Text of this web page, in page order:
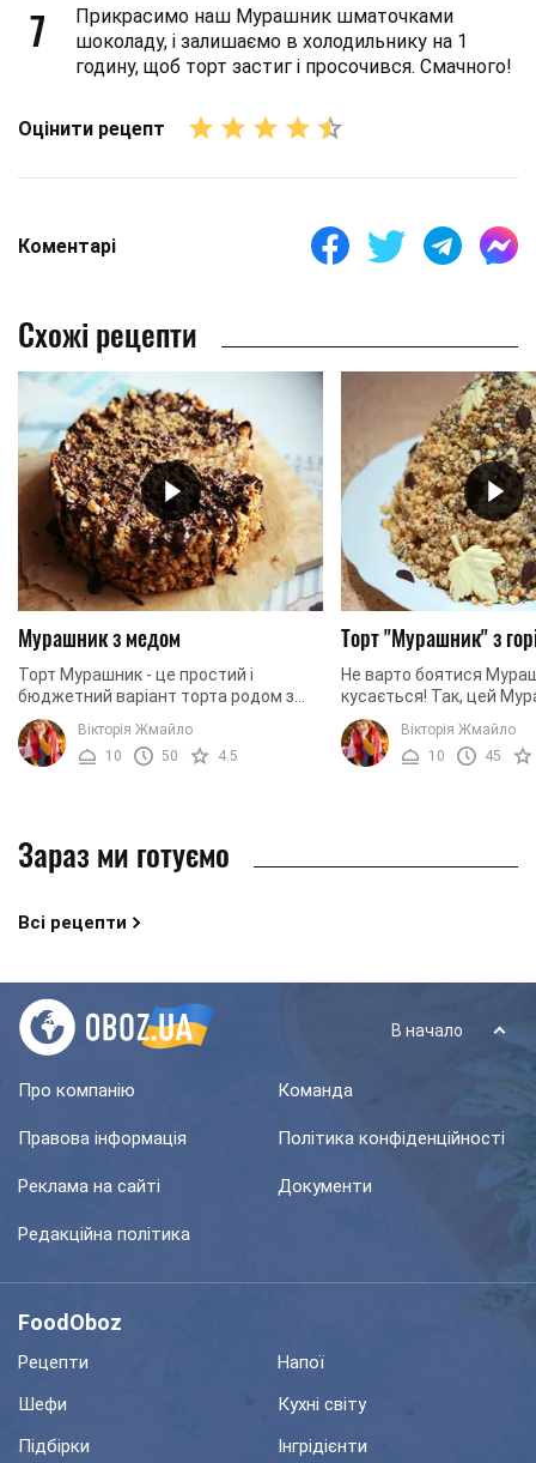
7
Прикрасимо наш Мурашник шматочками
шоколаду, і залишаємо в холодильнику на 1
годину, щоб торт застиг і просочився. Смачного!
Оцінити рецепт
Коментарі
Схожі рецепти
Мурашник з медом
Торт Мурашник - це простий і
бюджетний варіант торта родом з
дитинства. Мурашник, як правило,
виходить дуже солодким, так як в
основу даного рецепта ...
Вікторія Жмайло
10
50 4.5
Торт "Мурашник" з
Не варто боятися
кусається! Так, цей
вас не вкусить, так як
приготуємо самостійно
вареного ...
Вікторія Жмайло
10
45
Зараз ми готуємо
Всі рецепти
В начало
Про компанію Команда
Правова інформація Політика конфіденційності
Реклама на сайті Документи
Редакційна політика
FoodOboz
Рецепти
Напої
Шефи
Кухні світу
Підбірки
Інгрідієнти